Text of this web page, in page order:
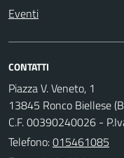
Eventi
CONTATTI
Piazza V. Veneto, 1
13845 Ronco Biellese
C.F. 00390240026 -
Telefono:015461085